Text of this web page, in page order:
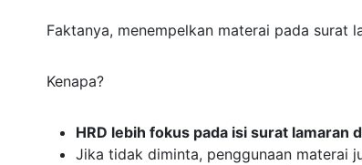
Faktanya, menempelkan materai pada surat
Kenapa?
HRD lebih fokus pada isi surat lamaran
Jika tidak diminta, penggunaan materai